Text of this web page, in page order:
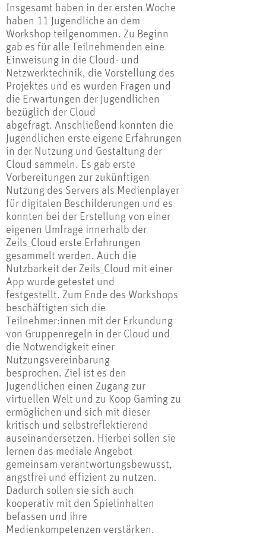
Insgesamt haben in der ersten Woche
haben 11 Jugendliche an dem
Workshop teilgenommen. Zu Beginn
gab es für alle Teilnehmenden eine
Einweisung in die Cloud- und
Netzwerktechnik, die Vorstellung des
Projektes und es wurden Fragen und
die Erwartungen der Jugendlichen
bezüglich der Cloud
abgefragt. Anschließend konnten die
Jugendlichen erste eigene Erfahrungen
in der Nutzung und Gestaltung der
Cloud sammeln. Es gab erste
Vorbereitungen zur zukünftigen
Nutzung des Servers als Medienplayer
für digitalen Beschilderungen und es
konnten bei der Erstellung von einer
eigenen Umfrage innerhalb der
Zeils_Cloud erste Erfahrungen
gesammelt werden. Auch die
Nutzbarkeit der Zeils_Cloud mit einer
App wurde getestet und
festgestellt. Zum Ende des Workshops
beschäftigten sich die
Teilnehmer:innen mit der Erkundung
von Gruppenregeln in der Cloud und
die Notwendigkeit einer
Nutzungsvereinbarung
besprochen. Ziel ist es den
Jugendlichen einen Zugang zur
virtuellen Welt und zu Koop Gaming zu
ermöglichen und sich mit dieser
kritisch und selbstreflektierend
auseinandersetzen. Hierbei sollen sie
lernen das mediale Angebot
gemeinsam verantwortungsbewusst,
angstfrei und effizient zu nutzen.
Dadurch sollen sie sich auch
kooperativ mit den Spielinhalten
befassen und ihre
Medienkompetenzen verstärken.